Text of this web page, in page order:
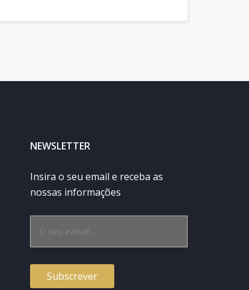
NEWSLETTER
Insira o seu email e receba as
nossas informações